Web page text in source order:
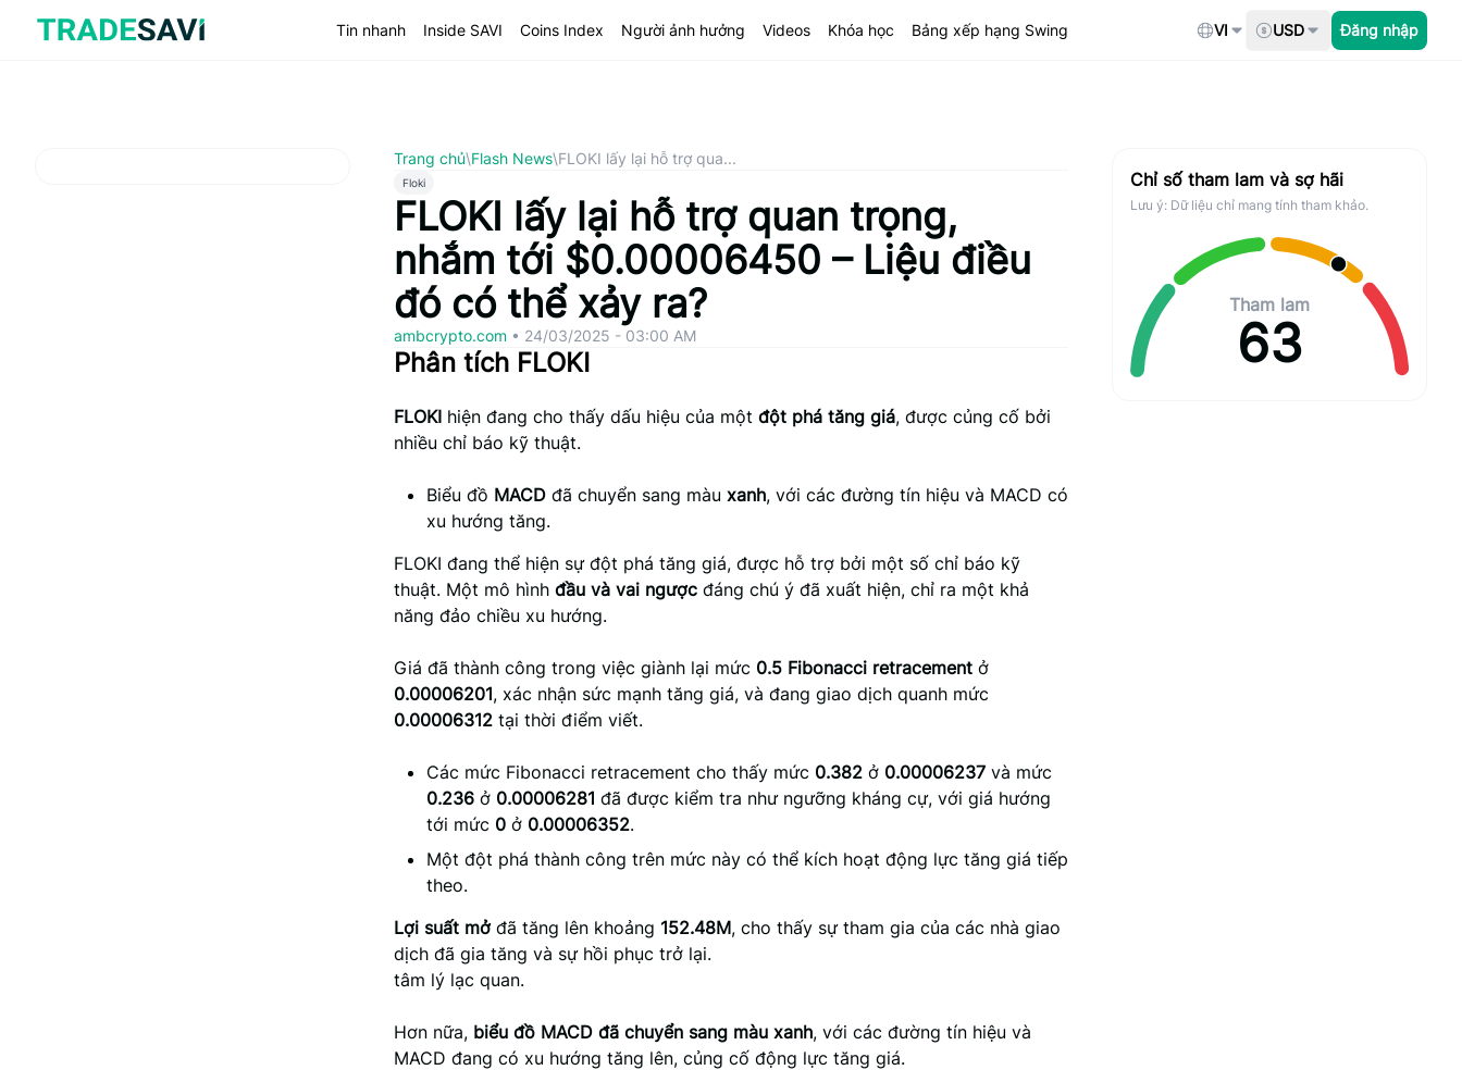
Tin nhanh Inside SAVI Coins Index Người ảnh hưởng Videos Khóa học Bảng xếp hạng Swing VI USD Đăng nhập
Trang chủ\Flash News\FLOKI lấy lại hỗ trợ qua...
Floki
FLOKI lấy lại hỗ trợ quan trọng,
nhắm tới $0.00006450 – Liệu điều
đó có thể xảy ra?
ambcrypto.com • 24/03/2025 - 03:00 AM
Phân tích FLOKI
FLOKI hiện đang cho thấy dấu hiệu của một đột phá tăng giá, được củng cố bởi
nhiều chỉ báo kỹ thuật.
Biểu đồ MACD đã chuyển sang màu xanh, với các đường tín hiệu và MACD có
xu hướng tăng.
FLOKI đang thể hiện sự đột phá tăng giá, được hỗ trợ bởi một số chỉ báo kỹ
thuật. Một mô hình đầu và vai ngược đáng chú ý đã xuất hiện, chỉ ra một khả
năng đảo chiều xu hướng.
Giá đã thành công trong việc giành lại mức 0.5 Fibonacci retracement ở
0.00006201, xác nhận sức mạnh tăng giá, và đang giao dịch quanh mức
0.00006312 tại thời điểm viết.
Các mức Fibonacci retracement cho thấy mức 0.382 ở 0.00006237 và mức
0.236 ở 0.00006281 đã được kiểm tra như ngưỡng kháng cự, với giá hướng
tới mức 0 ở 0.00006352.
Một đột phá thành công trên mức này có thể kích hoạt động lực tăng giá tiếp
theo.
Lợi suất mởđã tăng lên khoảng 152.48M, cho thấy sự tham gia của các nhà giao
dịch đã gia tăng và sự hồi phục trở lại.
tâm lý lạc quan.
Hơn nữa, biểu đồ MACD đã chuyển sang màu xanh, với các đường tín hiệu và
MACD đang có xu hướng tăng lên, củng cố động lực tăng giá.
Chỉ số tham lam và sợ hãi
Lưu ý: Dữ liệu chỉ mang tính tham khảo.
Tham lam
63